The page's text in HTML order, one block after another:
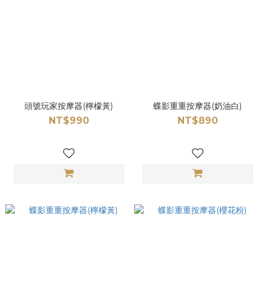
頭號玩家按摩器(檸檬黃)
NT$990
蝶影重重按摩器(奶油白)
NT$890